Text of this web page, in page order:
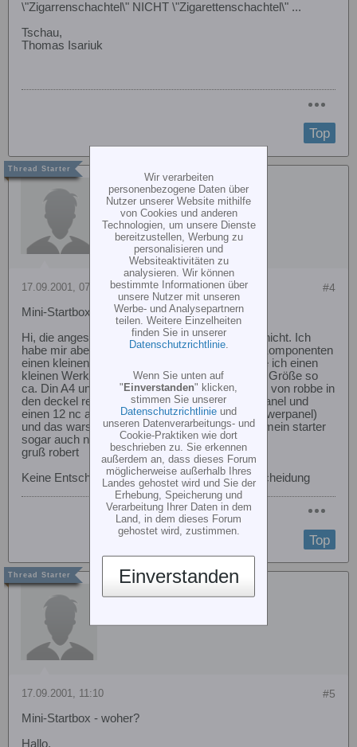
\"Zigarrenschachtel\" NICHT \"Zigarettenschachtel\" ...
Tschau,
Thomas Isariuk
Top
the-captain
#4
17.09.2001, 07:41
Mini-Startbox - woher?
Hi, die angesprochene Startbox kenn ich zwar nicht. Ich
habe mir aber aus allgemein Handelsüblichen Komponenten
einen kleinen Startkoffer gebaut. Zunächst habe ich einen
kleinen Werkzeugkoffer im Baumarkt gefunden Größe so
ca. Din A4 und etwa 7 - 10 cm hoch. Pwerpanel von robbe in
den deckel rein, einen 10 NC akku fürs powerpanel und
einen 12 nc akku für den starter (nicht übers powerpanel)
und das wars. da ich einen moskito fliege geht mein starter
sogar auch noch in die box mit rein.
gruß robert
Keine Entscheidung ist immer die falsche Entscheidung
Top
Reinhard Schulze
#5
17.09.2001, 11:10
Mini-Startbox - woher?
Hallo,
Wir verarbeiten
personenbezogene Daten über
Nutzer unserer Website mithilfe
von Cookies und anderen
Technologien, um unsere Dienste
bereitzustellen, Werbung zu
personalisieren und
Websiteaktivitäten zu
analysieren. Wir können
bestimmte Informationen über
unsere Nutzer mit unseren
Werbe- und Analysepartnern
teilen. Weitere Einzelheiten
finden Sie in unserer
Datenschutzrichtlinie.
Wenn Sie unten auf
"Einverstanden" klicken,
stimmen Sie unserer
Datenschutzrichtlinie und
unseren Datenverarbeitungs- und
Cookie-Praktiken wie dort
beschrieben zu. Sie erkennen
außerdem an, dass dieses Forum
möglicherweise außerhalb Ihres
Landes gehostet wird und Sie der
Erhebung, Speicherung und
Verarbeitung Ihrer Daten in dem
Land, in dem dieses Forum
gehostet wird, zustimmen.
Einverstanden